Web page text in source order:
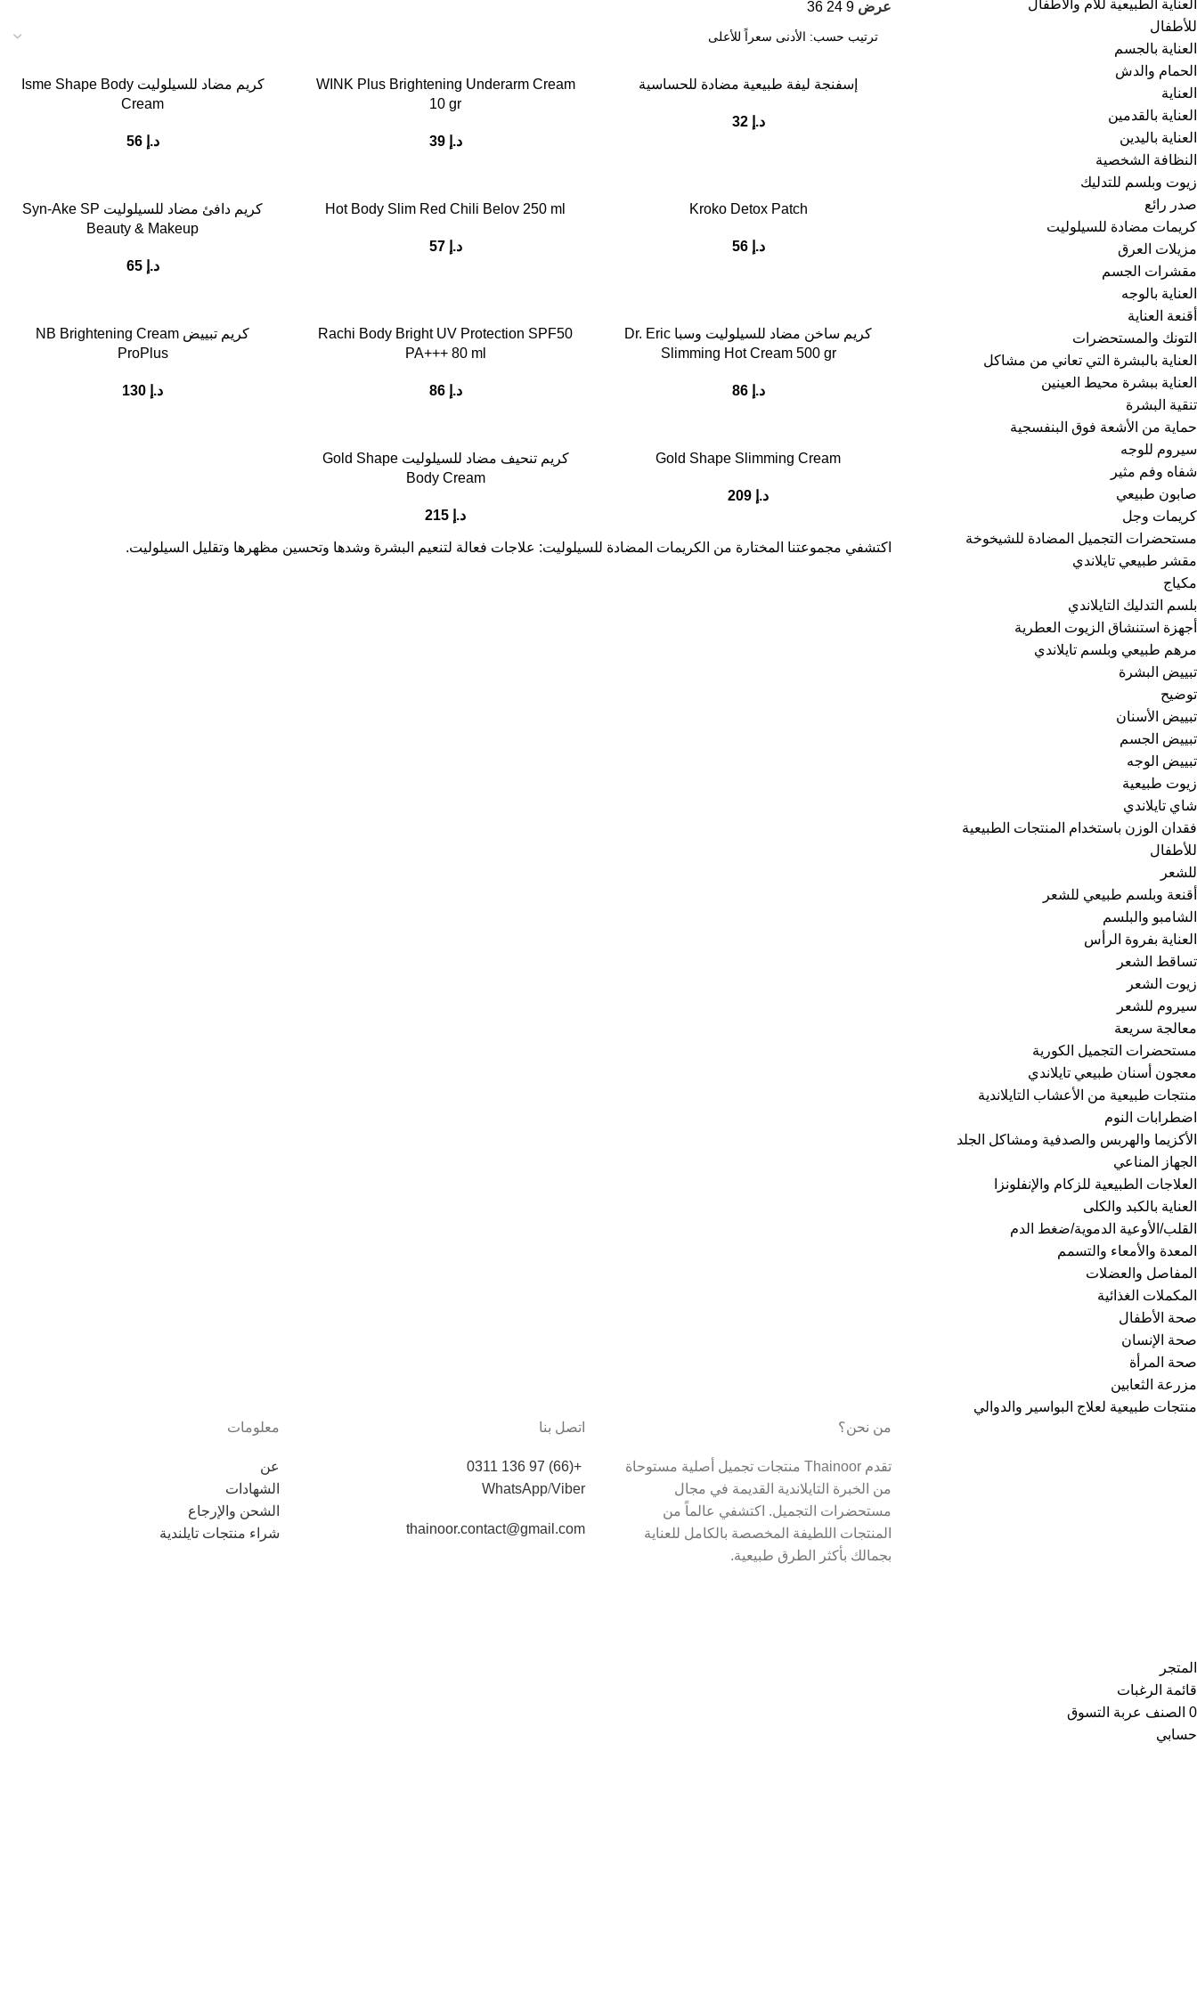
العناية الطبيعية للأم والأطفال
للأطفال
العناية بالجسم
الحمام والدش
العناية
العناية بالقدمين
العناية باليدين
النظافة الشخصية
زيوت وبلسم للتدليك
صدر رائع
كريمات مضادة للسيلوليت
مزيلات العرق
مقشرات الجسم
العناية بالوجه
أقنعة العناية
التونك والمستحضرات
العناية بالبشرة التي تعاني من مشاكل
العناية ببشرة محيط العينين
تنقية البشرة
حماية من الأشعة فوق البنفسجية
سيروم للوجه
شفاه وفم مثير
صابون طبيعي
كريمات وجل
مستحضرات التجميل المضادة للشيخوخة
مقشر طبيعي تايلاندي
مكياج
بلسم التدليك التايلاندي
أجهزة استنشاق الزيوت العطرية
مرهم طبيعي وبلسم تايلاندي
تبييض البشرة
توضيح
تبييض الأسنان
تبييض الجسم
تبييض الوجه
زيوت طبيعية
شاي تايلاندي
فقدان الوزن باستخدام المنتجات الطبيعية
للأطفال
للشعر
أقنعة وبلسم طبيعي للشعر
الشامبو والبلسم
العناية بفروة الرأس
تساقط الشعر
زيوت الشعر
سيروم للشعر
معالجة سريعة
مستحضرات التجميل الكورية
معجون أسنان طبيعي تايلاندي
منتجات طبيعية من الأعشاب التايلاندية
اضطرابات النوم
الأكزيما والهربس والصدفية ومشاكل الجلد
الجهاز المناعي
العلاجات الطبيعية للزكام والإنفلونزا
العناية بالكبد والكلى
القلب/الأوعية الدموية/ضغط الدم
المعدة والأمعاء والتسمم
المفاصل والعضلات
المكملات الغذائية
صحة الأطفال
صحة الإنسان
صحة المرأة
مزرعة الثعابين
منتجات طبيعية لعلاج البواسير والدوالي
عرض9
24
36
إسفنجة ليفة طبيعية مضادة للحساسية
د.إ 32
WINK Plus Brightening Underarm Cream
10 gr
د.إ 39
كريم مضاد للسيلوليت Isme Shape Body
Cream
د.إ 56
Kroko Detox Patch
د.إ 56
Hot Body Slim Red Chili Belov 250 ml
د.إ 57
كريم دافئ مضاد للسيلوليت Syn-Ake SP
Beauty & Makeup
د.إ 65
كريم ساخن مضاد للسيلوليت وسبا Dr. Eric
Slimming Hot Cream 500 gr
د.إ 86
Rachi Body Bright UV Protection SPF50
PA+++ 80 ml
د.إ 86
كريم تبييض NB Brightening Cream
ProPlus
د.إ
Gold Shape Slimming Cream
د.إ
كريم تنحيف مضاد للسيلوليت Gold Shape
Body Cream
د.إ
اكتشفي مجموعتنا المختارة من الكريمات المضادة للسيلوليت: علاجات فعالة لتنعيم البشرة وشدها وتحسين مظهرها وتقليل السيلوليت.
من نحن؟
تقدم Thainoor منتجات تجميل أصلية مستوحاة
من الخبرة التايلاندية القديمة في مجال
مستحضرات التجميل. اكتشفي عالماً من
المنتجات اللطيفة المخصصة بالكامل للعناية
بجمالك بأكثر الطرق طبيعية.
اتصل بنا
+(66) 97 136 0311
WhatsApp/Viber
thainoor.contact@gmail.com
معلومات
عن
الشهادات
الشحن والإرجاع
شراء منتجات تايلندية
المتجر
قائمة الرغبات
0 الصنف عربة التسوق
حسابي